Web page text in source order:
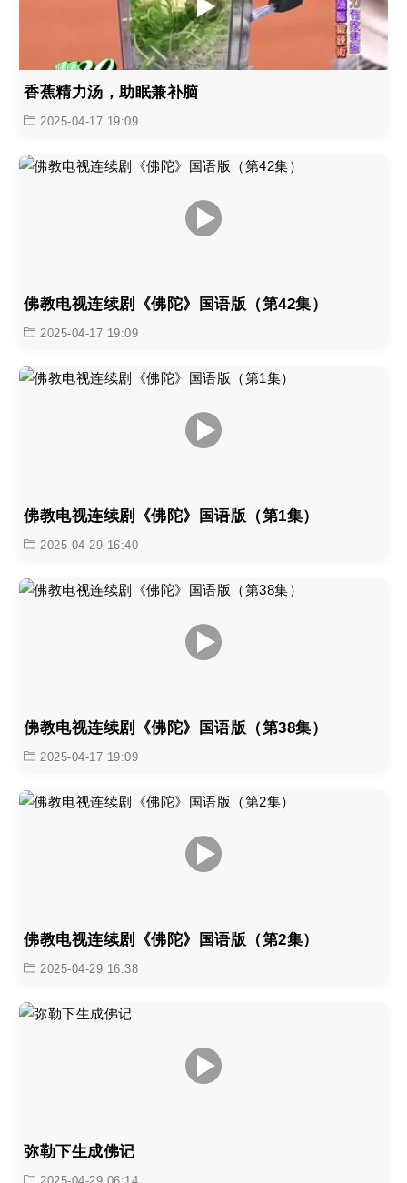
香蕉精力汤，助眠兼补脑
2025-04-17 19:09
佛教电视连续剧《佛陀》国语版（第42集）
2025-04-17 19:09
佛教电视连续剧《佛陀》国语版（第1集）
2025-04-29 16:40
佛教电视连续剧《佛陀》国语版（第38集）
2025-04-17 19:09
佛教电视连续剧《佛陀》国语版（第2集）
2025-04-29 16:38
弥勒下生成佛记